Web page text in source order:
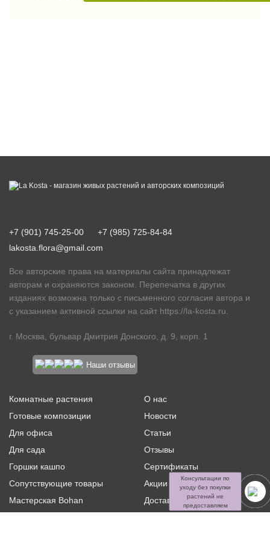
+7 (901) 745-25-00
+7 (985) 725-84-84
lakosta.flora@gmail.com
Все авторские права на материалы сайта принадлежат
авторам и охраняются законом. Перепечатка в других
изданиях возможна только с письменного согласия автора и
с указанием активной ссылки на сайт https://la-kosta.ru
г. Москва, бульвар Дмитрия Донского, д. 9, корп. 1
Наши отзывы
Комнатные растения
Готовые композиции
Для офиса
Для сада
Горшки кашпо
Сопутствующие товары
Мастерская Bohan
О нас
Новости
Статьи
Отзывы
Сертификаты
Акции и скидки
Доставка и оплата
Консультации по
уходу без покупки
растений не
предоставляем